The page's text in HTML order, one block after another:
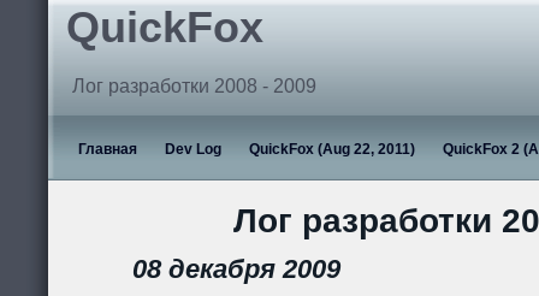
QuickFox
Лог разработки 2008 - 2009
Главная Dev Log QuickFox (Aug 22, 2011) QuickFox 2
Лог разработки
08 декабря 2009